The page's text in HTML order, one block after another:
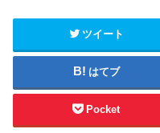
ツイート
はてブ
Pocket